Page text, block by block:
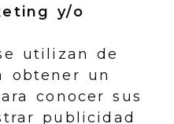
y/o
utilizan de
obtener un
conocer sus
publicidad